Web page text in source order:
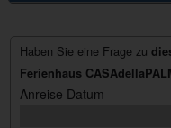
Haben Sie eine Frage zu
Ferienhaus
Anreise Datum